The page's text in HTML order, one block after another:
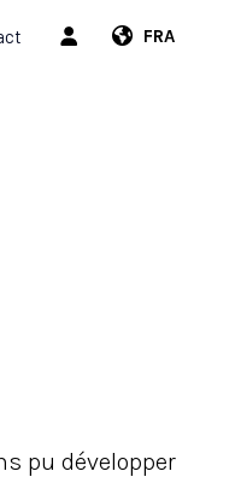
FRA
pu développer